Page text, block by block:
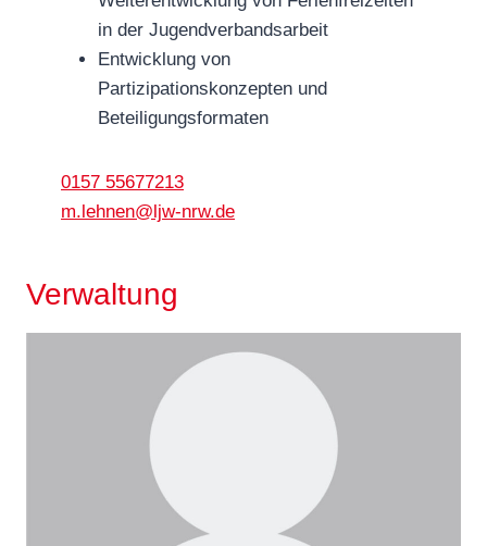
in der Jugendverbandsarbeit
Entwicklung von
Partizipationskonzepten und
Beteiligungsformaten
0157 55677213
m.lehnen@ljw-nrw.de
Verwaltung